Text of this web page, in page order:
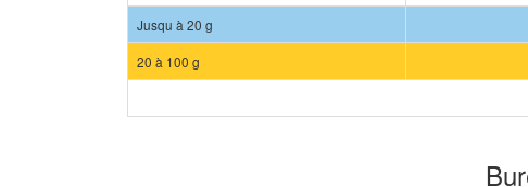
Jusqu à 20 g
20 à 100 g